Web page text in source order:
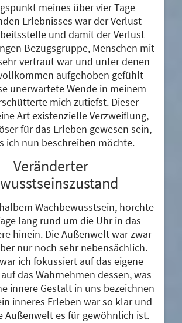
meines über vier Tage
Erlebnisses war der Verlust
und damit der Verlust
Bezugsgruppe, Menschen mit
vertraut war und unter denen
aufgehoben gefühlt
unerwartete Wende in meinem
mich zutiefst. Dieser
Art existenzielle Verzweiflung,
für das Erleben gewesen sein,
ich nun beschreiben möchte.
Veränderter
Wachbewusstsein, horchte
lang rund um die Uhr in das
hinein. Die Außenwelt war zwar
nur noch sehr nebensächlich.
ich fokussiert auf das eigene
das Wahrnehmen dessen, was
innere Gestalt in uns bezeichnen
inneres Erleben war so klar und
Außenwelt es für gewöhnlich ist.